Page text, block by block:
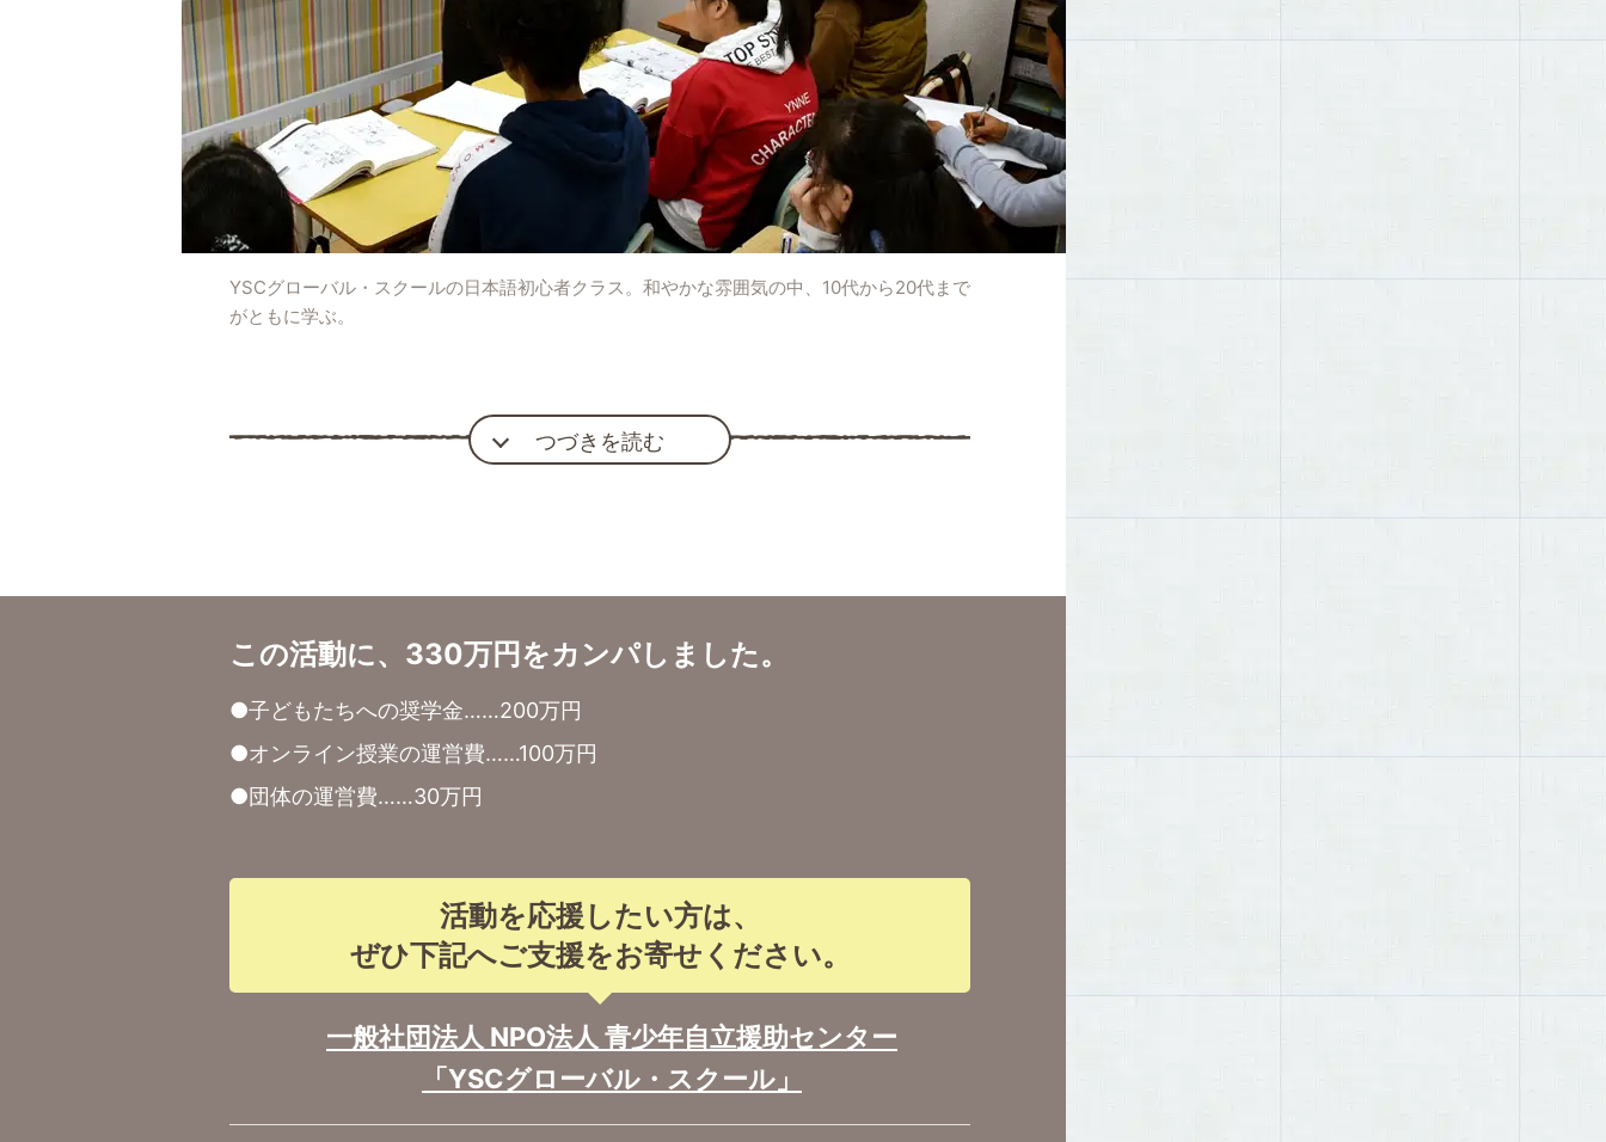
YSCグローバル・スクールの日本語初心者クラス。和やかな雰囲気の中、10代から20代まで
がともに学ぶ。
つづきを読む
この活動に、330万円をカンパしました。
●子どもたちへの奨学金……200万円
●オンライン授業の運営費……100万円
●団体の運営費……30万円
活動を応援したい方は、
ぜひ下記へご支援をお寄せください。
一般社団法人 NPO法人 青少年自立援助センター
「YSCグローバル・スクール」